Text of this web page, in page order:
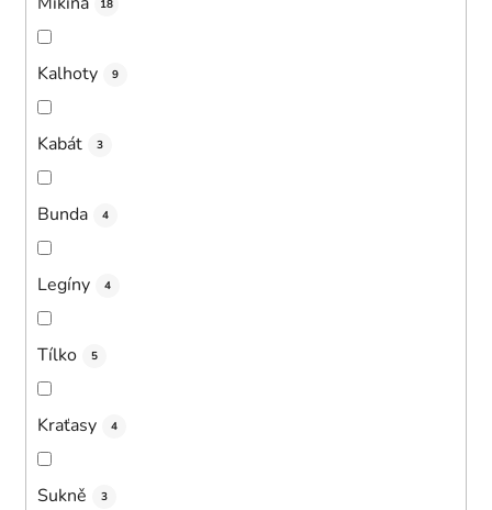
18
Kalhoty 9
Kabát 3
Bunda 4
Legíny 4
Tílko 5
Kraťasy 4
Sukně 3